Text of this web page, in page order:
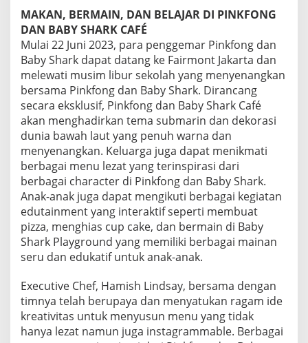
MAKAN, BERMAIN, DAN BELAJAR DI PINKFONG
DAN BABY SHARK CAFÉ
Mulai 22 Juni 2023, para penggemar Pinkfong dan
Baby Shark dapat datang ke Fairmont Jakarta dan
melewati musim libur sekolah yang menyenangkan
bersama Pinkfong dan Baby Shark. Dirancang
secara eksklusif, Pinkfong dan Baby Shark Café
akan menghadirkan tema submarin dan dekorasi
dunia bawah laut yang penuh warna dan
menyenangkan. Keluarga juga dapat menikmati
berbagai menu lezat yang terinspirasi dari
berbagai character di Pinkfong dan Baby Shark.
Anak-anak juga dapat mengikuti berbagai kegiatan
edutainment yang interaktif seperti membuat
pizza, menghias cup cake, dan bermain di Baby
Shark Playground yang memiliki berbagai mainan
seru dan edukatif untuk anak-anak.
Executive Chef, Hamish Lindsay, bersama dengan
timnya telah berupaya dan menyatukan ragam ide
kreativitas untuk menyusun menu yang tidak
hanya lezat namun juga instagrammable. Berbagai